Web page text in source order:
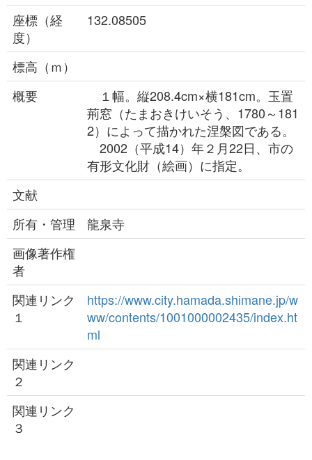
座標（経
度）
132.08505
標高（ｍ）
概要
１幅。縦208.4cm×横181cm。玉置
荊窓（たまおきけいそう、1780～181
2）によって描かれた涅槃図である。
2002（平成14）年２月22日、市の
有形文化財（絵画）に指定。
文献
所有・管理
龍泉寺
画像著作権
者
関連リンク
１
https://www.city.hamada.shimane.jp/w
ww/contents/1001000002435/index.ht
ml
関連リンク
２
関連リンク
３